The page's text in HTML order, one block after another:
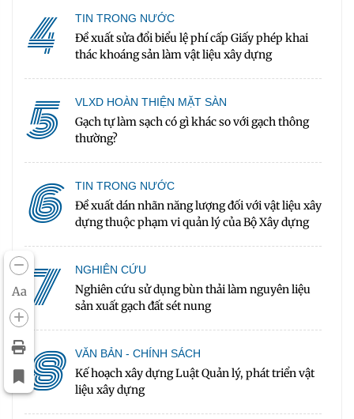
Aa
4 TIN TRONG NƯỚC
Đề xuất sửa đổi biểu lệ phí cấp Giấy phép khai
thác khoáng sản làm vật liệu xây dựng
5 VLXD HOÀN THIỆN MẶT SÀN
Gạch tự làm sạch có gì khác so với gạch thông
thường?
6 TIN TRONG NƯỚC
Đề xuất dán nhãn năng lượng đối với vật liệu xây
dựng thuộc phạm vi quản lý của Bộ Xây dựng
7 NGHIÊN CỨU
Nghiên cứu sử dụng bùn thải làm nguyên liệu
sản xuất gạch đất sét nung
8 VĂN BẢN - CHÍNH SÁCH
Kế hoạch xây dựng Luật Quản lý, phát triển vật
liệu xây dựng